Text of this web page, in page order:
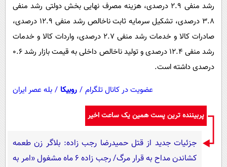
رشد منفی 2.9 درصدی، هزینه مصرف نهایی بخش دولتی رشد منفی
3.8 درصدی، تشکیل سرمایه ثابت ناخالص رشد منفی 12.9 درصدی،
صادرات کالا و خدمات رشد منفی 2.7 درصدی، واردات کالا و خدمات
رشد منفی 12.4 درصدی و تولید ناخالص داخلی به قیمت بازار رشد 0.6
درصدی داشته است.
عضویت در کانال تلگرام / روبیکا / بله عصر ایران
پربیننده ترین پست همین یک ساعت اخیر
جزئیات جدید از قتل حمیدرضا رجب زاده: بلاگر زن طعمه
کشاندن مداح به قرار مرگ/ رجب زاده 6 ماه مشغول «امر به